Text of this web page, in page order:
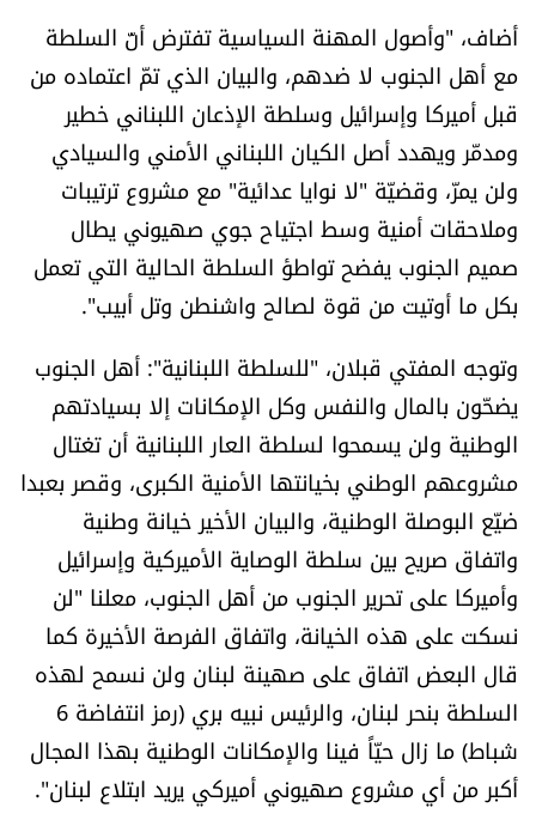
أضاف، "وأصول المهنة السياسية تفترض أنّ السلطة
مع أهل الجنوب لا ضدهم، والبيان الذي تمّ اعتماده من
قبل أميركا وإسرائيل وسلطة الإذعان اللبناني خطير
ومدمّر ويهدد أصل الكيان اللبناني الأمني والسيادي
ولن يمرّ، وقضيّة "لا نوايا عدائية" مع مشروع ترتيبات
وملاحقات أمنية وسط اجتياح جوي صهيوني يطال
صميم الجنوب يفضح تواطؤ السلطة الحالية التي تعمل
بكل ما أوتيت من قوة لصالح واشنطن وتل أبيب".
وتوجه المفتي قبلان، "للسلطة اللبنانية": أهل الجنوب
يضحّون بالمال والنفس وكل الإمكانات إلا بسيادتهم
الوطنية ولن يسمحوا لسلطة العار اللبنانية أن تغتال
مشروعهم الوطني بخيانتها الأمنية الكبرى، وقصر بعبدا
ضيّع البوصلة الوطنية، والبيان الأخير خيانة وطنية
واتفاق صريح بين سلطة الوصاية الأميركية وإسرائيل
وأميركا على تحرير الجنوب من أهل الجنوب، معلنا "لن
نسكت على هذه الخيانة، واتفاق الفرصة الأخيرة كما
قال البعض اتفاق على صهينة لبنان ولن نسمح لهذه
السلطة بنحر لبنان، والرئيس نبيه بري (رمز انتفاضة 6
شباط) ما زال حيّاً فينا والإمكانات الوطنية بهذا المجال
أكبر من أي مشروع صهيوني أميركي يريد ابتلاع لبنان".